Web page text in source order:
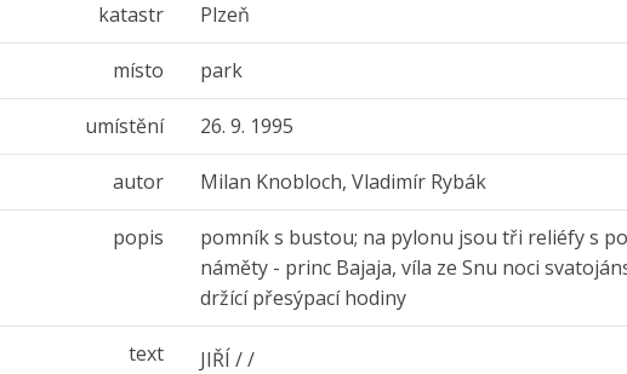
katastr
Plzeň
místo park
umístění 26. 9. 1995
autor Milan Knobloch, Vladimír Rybák
popis
pomník s bustou; na pylonu jsou tři reliéfy s
náměty - princ Bajaja, víla ze Snu noci
držící přesýpací hodiny
text
JIŘÍ / /